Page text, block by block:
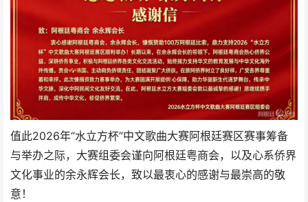
值此2026年“水立方杯”中文歌曲大赛阿根廷赛区赛事筹备
与举办之际，大赛组委会谨向阿根廷粤商会，以及心系侨界
文化事业的余永辉会长，致以最衷心的感谢与最崇高的敬
意！